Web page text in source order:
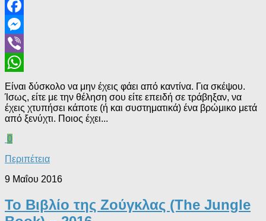
Facebook
Messenger
Viber
WhatsApp
Είναι δύσκολο να μην έχεις φάει από καντίνα. Για σκέψου.
Ίσως, είτε με την θέληση σου είτε επειδή σε τράβηξαν, να
έχεις χτυπήσει κάποτε (ή και συστηματικά) ένα βρώμικο μετά
από ξενύχτι. Ποιος έχει...
0
Περιπέτεια
9 Μαΐου 2016
Το Βιβλίο της Ζούγκλας (The Jungle